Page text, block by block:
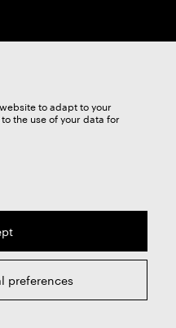
All right reserved
Studio 9
to adapt to your
the use of your data for
preferences